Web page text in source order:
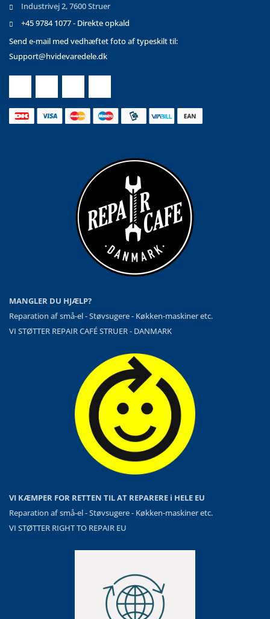
Industrivej 2, 7600 Struer
+45 9784 1077 - Direkte opkald
Send e-mail med vedhæftet foto af typeskilt til:
Support@hvidevaredele.dk
MANGLER DU HJÆLP?
Reparation af små-el - Støvsugere - Køkken-maskiner etc.
VI STØTTER REPAIR CAFÉ STRUER - DANMARK
VI KÆMPER FOR RETTEN TIL AT REPARERE i HELE EU
Reparation af små-el - Støvsugere - Køkken-maskiner etc.
VI STØTTER RIGHT TO REPAIR EU